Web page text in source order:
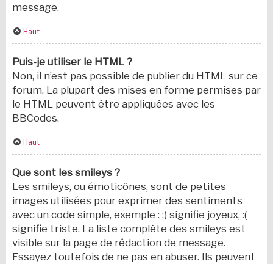
message.
Haut
Puis-je utiliser le HTML ?
Non, il n’est pas possible de publier du HTML sur ce
forum. La plupart des mises en forme permises par
le HTML peuvent être appliquées avec les
BBCodes.
Haut
Que sont les smileys ?
Les smileys, ou émoticônes, sont de petites
images utilisées pour exprimer des sentiments
avec un code simple, exemple : :) signifie joyeux, :(
signifie triste. La liste complète des smileys est
visible sur la page de rédaction de message.
Essayez toutefois de ne pas en abuser. Ils peuvent